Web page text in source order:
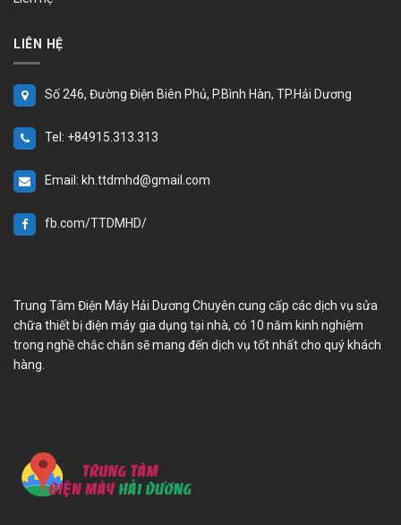
LIÊN HỆ
Số 246, Đường Điện Biên Phủ, P.Bình Hàn, TP.Hải Dương
Tel: +84915.313.313
Email: kh.ttdmhd@gmail.com
fb.com/TTDMHD/
Trung Tâm Điện Máy Hải Dương Chuyên cung cấp các dịch vụ sửa
chữa thiết bị điện máy gia dụng tại nhà, có 10 năm kinh nghiệm
trong nghề chắc chắn sẽ mang đến dịch vụ tốt nhất cho quý khách
hàng.